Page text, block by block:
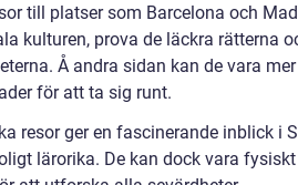
till platser som Barcelona och
kulturen, prova de läckra rätterna
Å andra sidan kan de vara
för att ta sig runt.
resor ger en fascinerande inblick i
lärorika. De kan dock vara